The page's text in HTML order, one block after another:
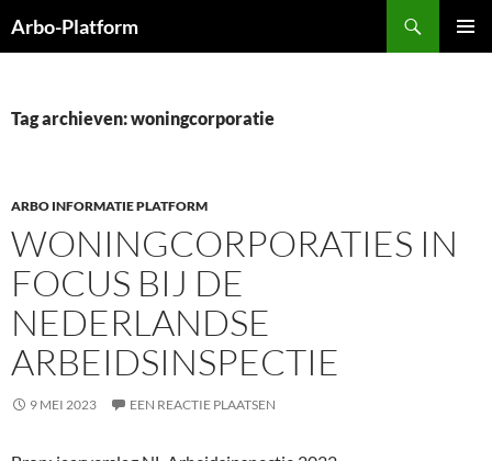
naar
Arbo-Platform
Tag archieven: woningcorporatie
ARBO INFORMATIE PLATFORM
WONINGCORPORATIES IN
FOCUS BIJ DE
NEDERLANDSE
ARBEIDSINSPECTIE
9 MEI 2023 EEN REACTIE PLAATSEN